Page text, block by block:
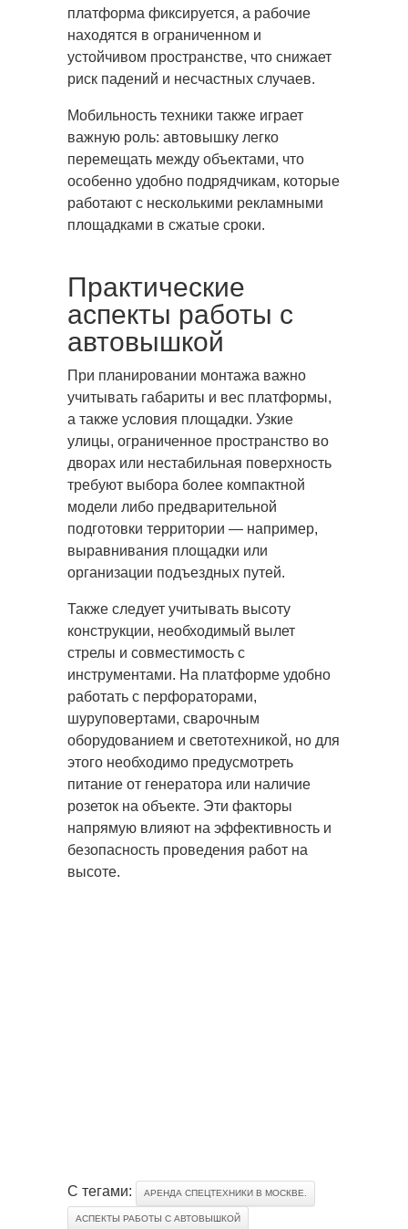
платформа фиксируется, а рабочие
находятся в ограниченном и
устойчивом пространстве, что снижает
риск падений и несчастных случаев.
Мобильность техники также играет
важную роль: автовышку легко
перемещать между объектами, что
особенно удобно подрядчикам, которые
работают с несколькими рекламными
площадками в сжатые сроки.
Практические
аспекты работы с
автовышкой
При планировании монтажа важно
учитывать габариты и вес платформы,
а также условия площадки. Узкие
улицы, ограниченное пространство во
дворах или нестабильная поверхность
требуют выбора более компактной
модели либо предварительной
подготовки территории — например,
выравнивания площадки или
организации подъездных путей.
Также следует учитывать высоту
конструкции, необходимый вылет
стрелы и совместимость с
инструментами. На платформе удобно
работать с перфораторами,
шуруповертами, сварочным
оборудованием и светотехникой, но для
этого необходимо предусмотреть
питание от генератора или наличие
розеток на объекте. Эти факторы
напрямую влияют на эффективность и
безопасность проведения работ на
высоте.
С тегами: АРЕНДА СПЕЦТЕХНИКИ В МОСКВЕ.
АСПЕКТЫ РАБОТЫ С АВТОВЫШКОЙ